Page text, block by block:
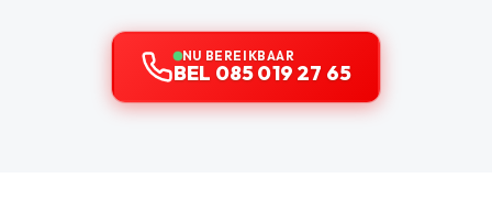
NU BEREIKBAAR
BEL 085 019 27 65